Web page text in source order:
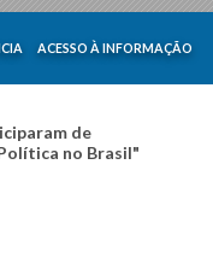
ACESSO À INFORMAÇÃO
de
no Brasil"